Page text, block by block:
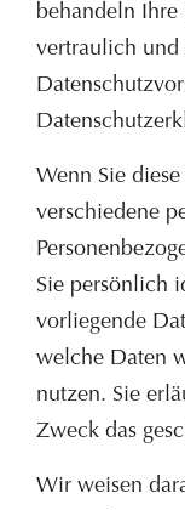
behandeln Ihre
vertraulich und
Wenn Sie
verschiedene
Sie persönlich
vorliegende
welche Daten
nutzen. Sie
Zweck das
Wir weisen